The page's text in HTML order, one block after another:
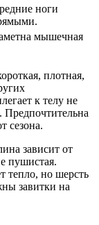
ноги
мышечная
плотная,
к телу не
сезона.
зависит от
пушистая.
тепло, но шерсть
завитки на